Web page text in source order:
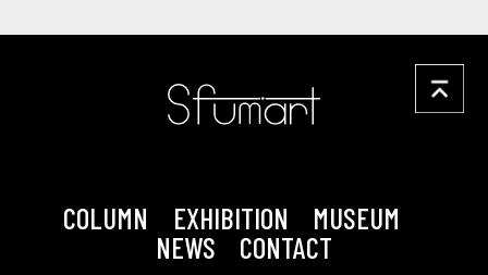
COLUMN EXHIBITION
MUSEUM
NEWS
CONTACT